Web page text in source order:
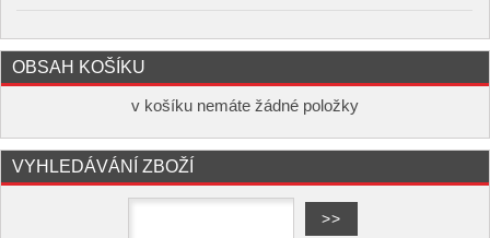
OBSAH KOŠÍKU
v košíku nemáte žádné položky
VYHLEDÁVÁNÍ ZBOŽÍ